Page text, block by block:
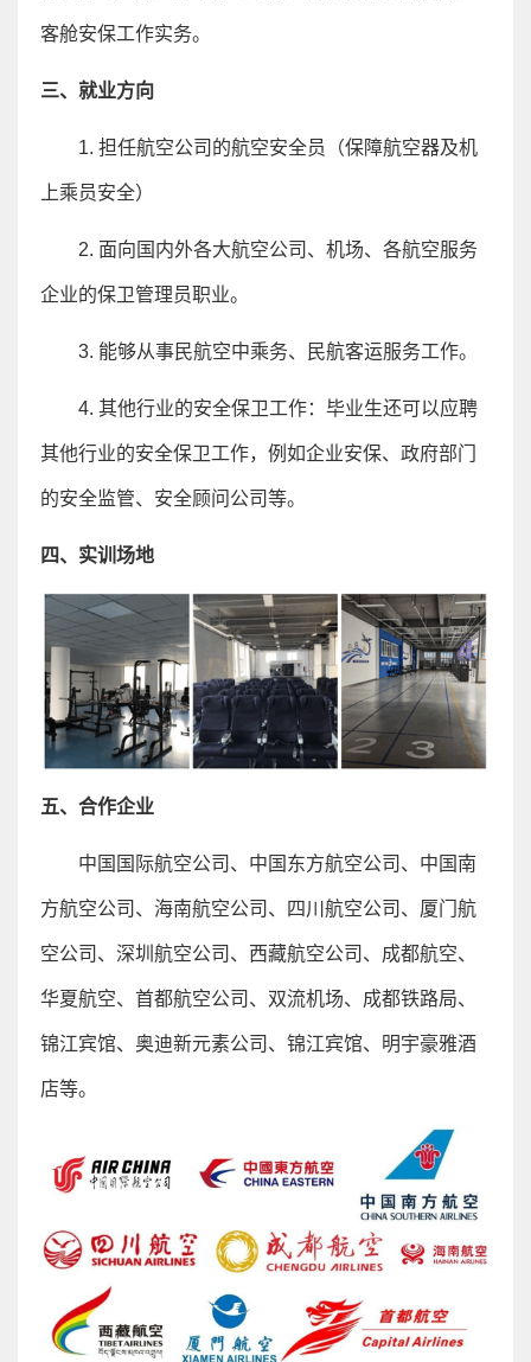
客舱安保工作实务。
三、就业方向
1. 担任航空公司的航空安全员（保障航空器及机
上乘员安全）
2. 面向国内外各大航空公司、机场、各航空服务
企业的保卫管理员职业。
3. 能够从事民航空中乘务、民航客运服务工作。
4. 其他行业的安全保卫工作：毕业生还可以应聘
其他行业的安全保卫工作，例如企业安保、政府部门
的安全监管、安全顾问公司等。
四、实训场地
五、合作企业
中国国际航空公司、中国东方航空公司、中国南
方航空公司、海南航空公司、四川航空公司、厦门航
空公司、深圳航空公司、西藏航空公司、成都航空、
华夏航空、首都航空公司、双流机场、成都铁路局、
锦江宾馆、奥迪新元素公司、锦江宾馆、明宇豪雅酒
店等。